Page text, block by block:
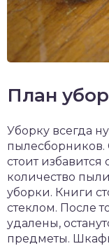
План
Уборку всегда
стоит избавится
количество
уборки. Книги
стеклом. После
удалены,
предметы.